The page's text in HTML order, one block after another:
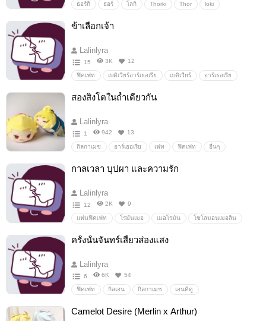
ธอร์กิ ธอร์ โลกิ Thorki Thor loki
ข้าเลือกเจ้า
Lalinlyra
15 3K 12
ฟิคเฟท เบดิเวียร์อาร์เธอเรีย เบดิเวียร์ อาร์เธอเรีย
สองสิงโตในถ้ำเดียวกัน
Lalinlyra
1 942 13
กิลกาเมช อาร์เธอเรีย เฟท ฟิคเฟท อื่นๆ
กาลเวลา บุปผา และความรัก
Lalinlyra
12 2K 9
แฟนฟิคเฟท โรมันเมอ เมอโรมัน โซโลมอนเมอลิน
ครั้งนั้นจันทร์เสี้ยวส่องแสง
Lalinlyra
6 6K 54
ฟิคเฟท กิลเอน กิลกาเมช เอนคิดู
Camelot Desire (Merlin x Arthur)